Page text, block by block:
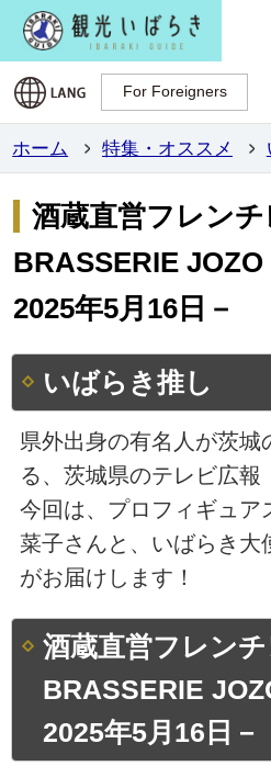
For Foreigners
For Foreigners
ホーム 特集・オススメ
酒蔵直営フレン
BRASSERIE JOZO
2025年5月16日－
いばらき推し
県外出身の有名人が茨城
る、茨城県のテレビ広報
今回は、プロフィギュア
菜子さんと、いばらき大
がお届けします！
酒蔵直営フレン
BRASSERIE
2025年5月16日－